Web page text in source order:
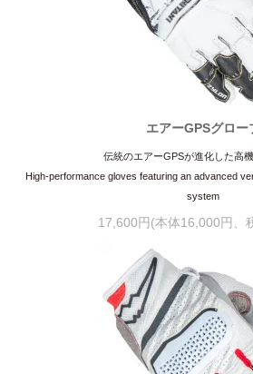
エアーGPSグロー
伝統のエアーGPSが進化した高
High-performance gloves featuring an advanced
system
17,600円(本体16,000円、